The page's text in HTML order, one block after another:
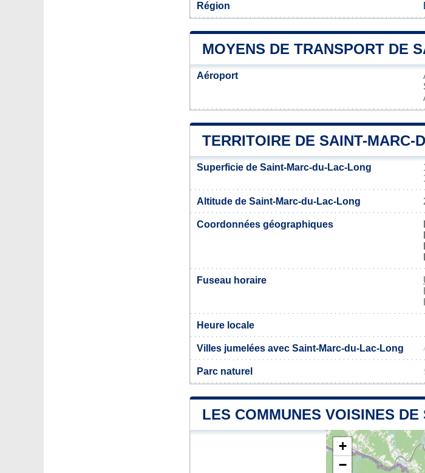
Région
MOYENS DE TRANSPORT DE
Aéroport
TERRITOIRE DE SAINT-MARC-
Superficie de Saint-Marc-du-Lac-Long
Altitude de Saint-Marc-du-Lac-Long
Coordonnées géographiques
Fuseau horaire
Heure locale
Villes jumelées avec Saint-Marc-du-Lac-Long
Parc naturel
LES COMMUNES VOISINES
+
−